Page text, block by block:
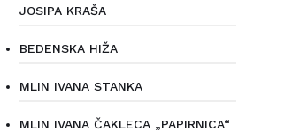
JOSIPA KRAŠA
BEDENSKA HIŽA
MLIN IVANA STANKA
MLIN IVANA ČAKLECA „PAPIRNICA“